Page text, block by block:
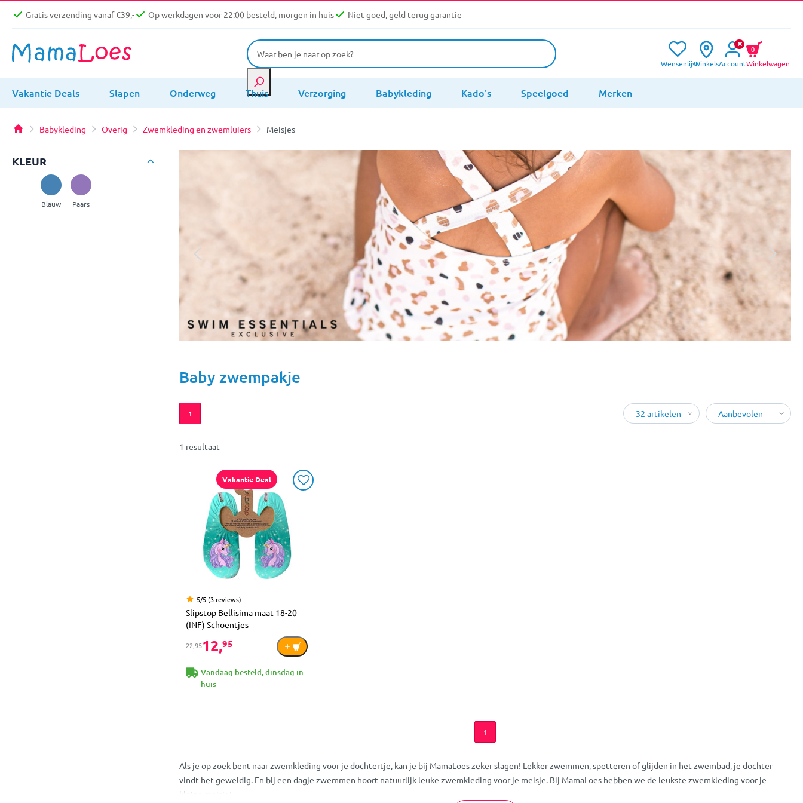
Gratis verzending vanaf €39,- Op werkdagen voor 22:00 besteld, morgen in huis Niet goed, geld terug garantie
WensenlijstWinkelsAccountWinkelwagen
0
Vakantie Deals Slapen Onderweg Thuis Verzorging Babykleding Kado's Speelgoed Merken
Babykleding Overig Zwemkleding en zwemluiers Meisjes
KLEUR
Blauw Paars
Baby zwempakje
1
1 resultaat
Vakantie Deal
5/5 (3 reviews)
Slipstop Bellisima maat 18-20
(INF) Schoentjes
22,9512,95
Vandaag besteld, dinsdag in
huis
1
Als je op zoek bent naar zwemkleding voor je dochtertje, kan je bij MamaLoes zeker slagen! Lekker zwemmen, spetteren of glijden in het zwembad, je dochter
vindt het geweldig. En bij een dagje zwemmen hoort natuurlijk leuke zwemkleding voor je meisje. Bij MamaLoes hebben we de leukste zwemkleding voor je
kleine meisje!